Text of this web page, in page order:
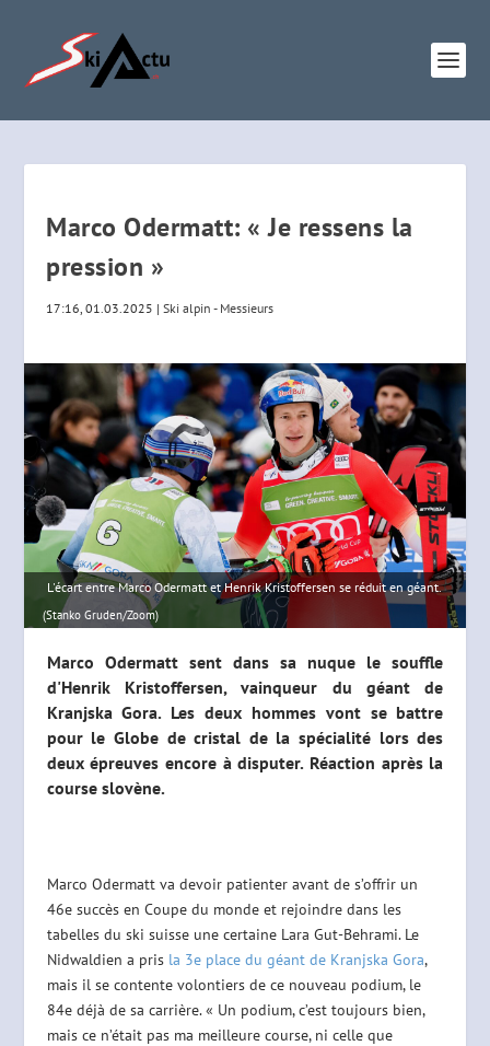
Marco Odermatt: « Je ressens la
pression »
17:16, 01.03.2025 |Ski alpin - Messieurs
L'écart entre Marco Odermatt et Henrik Kristoffersen se réduit en géant.
(Stanko Gruden/Zoom)
Marco Odermatt sent dans sa nuque le souffle
d'Henrik Kristoffersen, vainqueur du géant de
Kranjska Gora. Les deux hommes vont se battre
pour le Globe de cristal de la spécialité lors des
deux épreuves encore à disputer. Réaction après la
course slovène.
Marco Odermatt va devoir patienter avant de s’offrir un
46e succès en Coupe du monde et rejoindre dans les
tabelles du ski suisse une certaine Lara Gut-Behrami. Le
Nidwaldien a pris la 3e place du géant de Kranjska Gora,
mais il se contente volontiers de ce nouveau podium, le
84e déjà de sa carrière. « Un podium, c’est toujours bien,
mais ce n’était pas ma meilleure course, ni celle que